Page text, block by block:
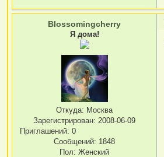
Blossomingcherry
Я дома!
Откуда: Москва
Зарегистрирован: 2008-06-09
Приглашений: 0
Сообщений: 1848
Пол: Женский